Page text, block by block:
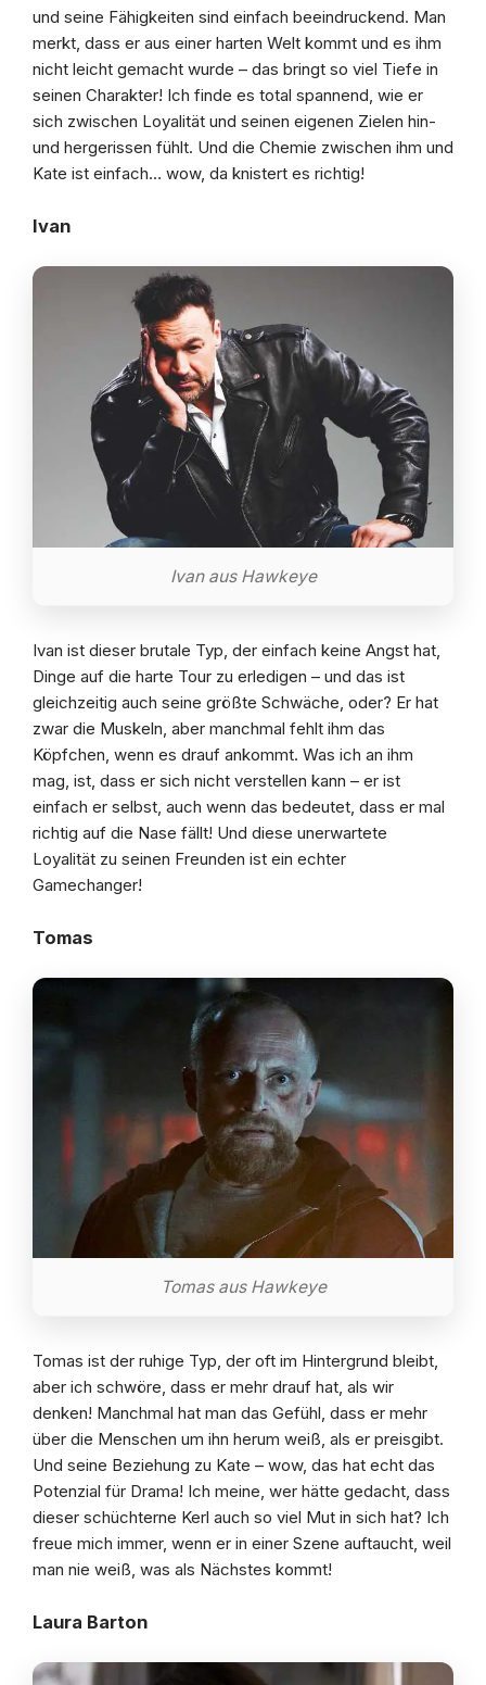
und seine Fähigkeiten sind einfach beeindruckend. Man
merkt, dass er aus einer harten Welt kommt und es ihm
nicht leicht gemacht wurde – das bringt so viel Tiefe in
seinen Charakter! Ich finde es total spannend, wie er
sich zwischen Loyalität und seinen eigenen Zielen hin-
und hergerissen fühlt. Und die Chemie zwischen ihm und
Kate ist einfach… wow, da knistert es richtig!
Ivan
Ivan aus Hawkeye
Ivan ist dieser brutale Typ, der einfach keine Angst hat,
Dinge auf die harte Tour zu erledigen – und das ist
gleichzeitig auch seine größte Schwäche, oder? Er hat
zwar die Muskeln, aber manchmal fehlt ihm das
Köpfchen, wenn es drauf ankommt. Was ich an ihm
mag, ist, dass er sich nicht verstellen kann – er ist
einfach er selbst, auch wenn das bedeutet, dass er mal
richtig auf die Nase fällt! Und diese unerwartete
Loyalität zu seinen Freunden ist ein echter
Gamechanger!
Tomas
Tomas aus Hawkeye
Tomas ist der ruhige Typ, der oft im Hintergrund bleibt,
aber ich schwöre, dass er mehr drauf hat, als wir
denken! Manchmal hat man das Gefühl, dass er mehr
über die Menschen um ihn herum weiß, als er preisgibt.
Und seine Beziehung zu Kate – wow, das hat echt das
Potenzial für Drama! Ich meine, wer hätte gedacht, dass
dieser schüchterne Kerl auch so viel Mut in sich hat? Ich
freue mich immer, wenn er in einer Szene auftaucht, weil
man nie weiß, was als Nächstes kommt!
Laura Barton